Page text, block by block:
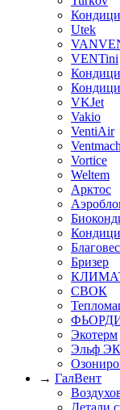
Utek
VENTini
VKJet
Vakio
VentiAir
Vortice
Weltem
Арктос
Бризер
СВОК
Экотерм
Эльф
→ ГалВент
Детали